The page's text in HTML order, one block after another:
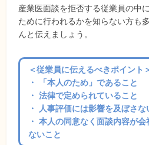
産業医面談を拒否する従業員の中
ために行われるかを知らない方も
んと伝えましょう。
＜従業員に伝えるべきポイント
・ 「本人のため」であること
・ 法律で定められていること
・ 人事評価には影響を及ぼさな
・ 本人の同意なく面談内容が
ないこと